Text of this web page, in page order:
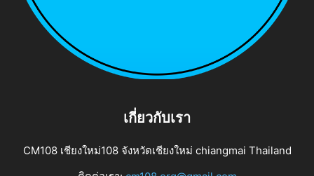
เกี่ยวกับเรา
CM108 เชียงใหม่108 จังหวัดเชียงใหม่ chiangmai Thailand